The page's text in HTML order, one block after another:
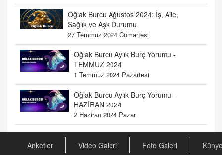
Oğlak Burcu Ağustos 2024: İş, Aile,
Sağlık ve Aşk Durumu
27 Temmuz 2024 Cumartesi
Oğlak Burcu Aylık Burç Yorumu -
TEMMUZ 2024
1 Temmuz 2024 Pazartesi
Oğlak Burcu Aylık Burç Yorumu -
HAZİRAN 2024
2 Haziran 2024 Pazar
Anketler Video Galeri Foto Galeri Künye